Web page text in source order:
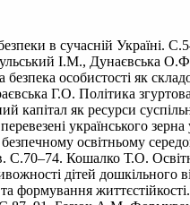
в сучасній Україні.
І.М.,
особистості як
Г.О. Політика
капітал як ресурси
українського
освітньому
С.70–74. Кошалко Т.О.
дітей
та формування